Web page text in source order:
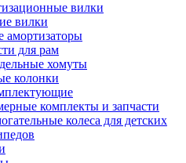
вилки
вилки
амортизаторы
для рам
хомуты
колонки
комплекты и запчасти
колеса для детских